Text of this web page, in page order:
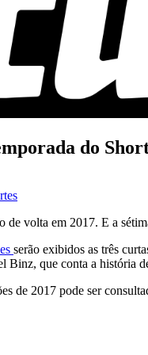
do
de volta em 2017. E a
serão exibidos as três
que conta a história
de 2017 pode ser